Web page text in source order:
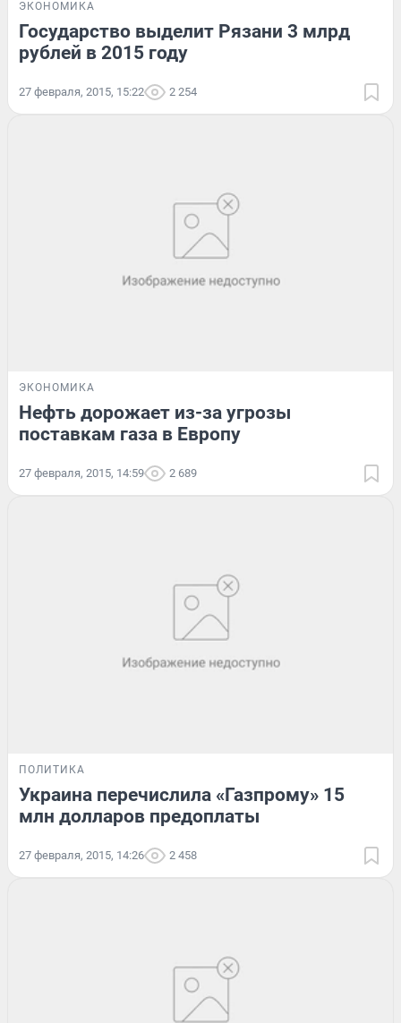
ЭКОНОМИКА
Государство выделит Рязани 3 млрд
рублей в 2015 году
27 февраля, 2015, 15:22 2 254
ЭКОНОМИКА
Нефть дорожает из-за угрозы
поставкам газа в Европу
27 февраля, 2015, 14:59 2 689
ПОЛИТИКА
Украина перечислила «Газпрому» 15
млн долларов предоплаты
27 февраля, 2015, 14:26 2 458